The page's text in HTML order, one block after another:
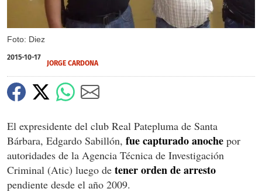
Foto: Diez
2015-10-17
JORGE CARDONA
El expresidente del club Real Patepluma de Santa
Bárbara, Edgardo Sabillón, fue capturado anoche por
autoridades de la Agencia Técnica de Investigación
Criminal (Atic) luego de tener orden de arresto
pendiente desde el año 2009.